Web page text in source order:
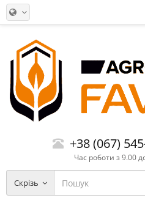
+38 (067)
Час роботи з 9.00
Скрізь